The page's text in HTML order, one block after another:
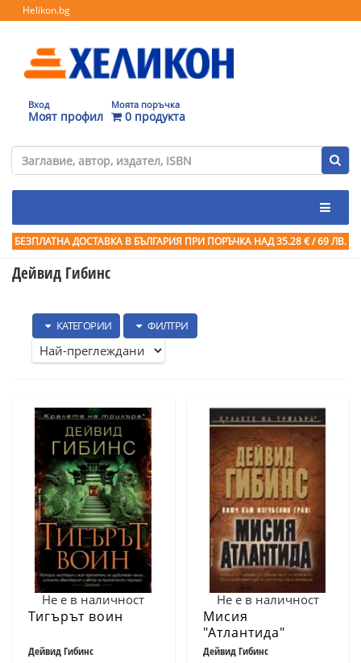
Helikon.bg
Вход
Моят профил
Моята поръчка
0 продукта
БЕЗПЛАТНА ДОСТАВКА В БЪЛГАРИЯ ПРИ ПОРЪЧКА НАД 35.28 € / 69 ЛВ.
Дейвид Гибинс
КАТЕГОРИИ ФИЛТРИ
Не е в наличност
Тигърът воин
Дейвид Гибинс
Не е в наличност
Мисия
"Атлантида"
Дейвид Гибинс